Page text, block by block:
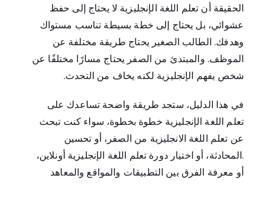
الحقيقة أن تعلم اللغة الإنجليزية لا يحتاج إلى حفظ
عشوائي، بل يحتاج إلى خطة بسيطة تناسب مستواك
وهدفك. الطالب الصغير يحتاج طريقة مختلفة عن
الموظف. والمبتدئ من الصفر يحتاج مسارًا مختلفًا عن
شخص يفهم الإنجليزية لكنه يخاف من التحدث.
في هذا الدليل، ستجد طريقة واضحة تساعدك على
تعلم اللغة الإنجليزية خطوة بخطوة، سواء كنت تبحث
عن تعلم اللغة الانجليزية من الصفر، أو تحسين
.المحادثة، أو اختيار دورة تعلم اللغة الإنجليزية أونلاين،
أو معرفة الفرق بين التطبيقات والمواقع والمعاهد